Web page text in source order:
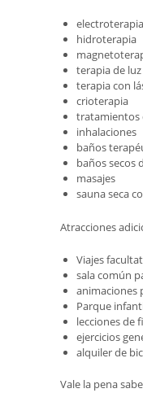
electroterapia
hidroterapia
terapia de luz
terapia con
crioterapia
tratamientos
inhalaciones
baños
baños secos
masajes
sauna seca
Atracciones
Viajes
sala común
animaciones
Parque
lecciones de
ejercicios
alquiler de
Vale la pena